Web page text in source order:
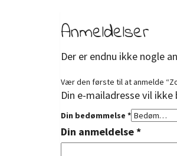
Anmeldelser
Der er endnu ikke nogle
Vær den første til at anmelde
Din e-mailadresse vil ikke
Din bedømmelse *
Din anmeldelse*